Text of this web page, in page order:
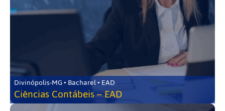
Divinópolis-MG • Bacharel • EAD
Ciências Contábeis – EAD